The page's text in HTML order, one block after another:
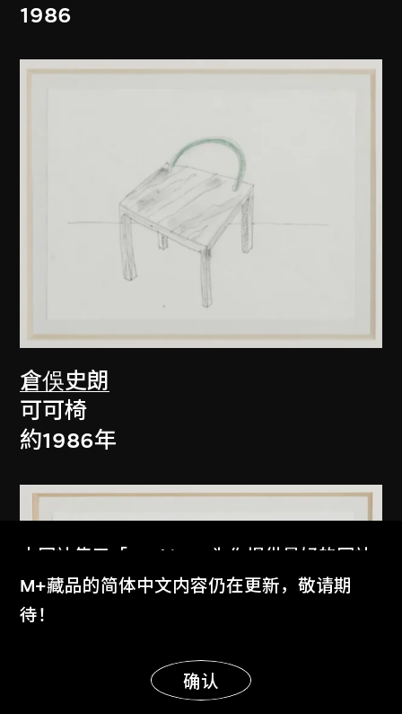
1986
倉俁史朗
可可椅
約1986年
本网站使用「Cookies」为你提供最好的网站
体验。
了解更多
明白
M+藏品的简体中文内容仍在更新，敬请期
待！
确认
显示更多